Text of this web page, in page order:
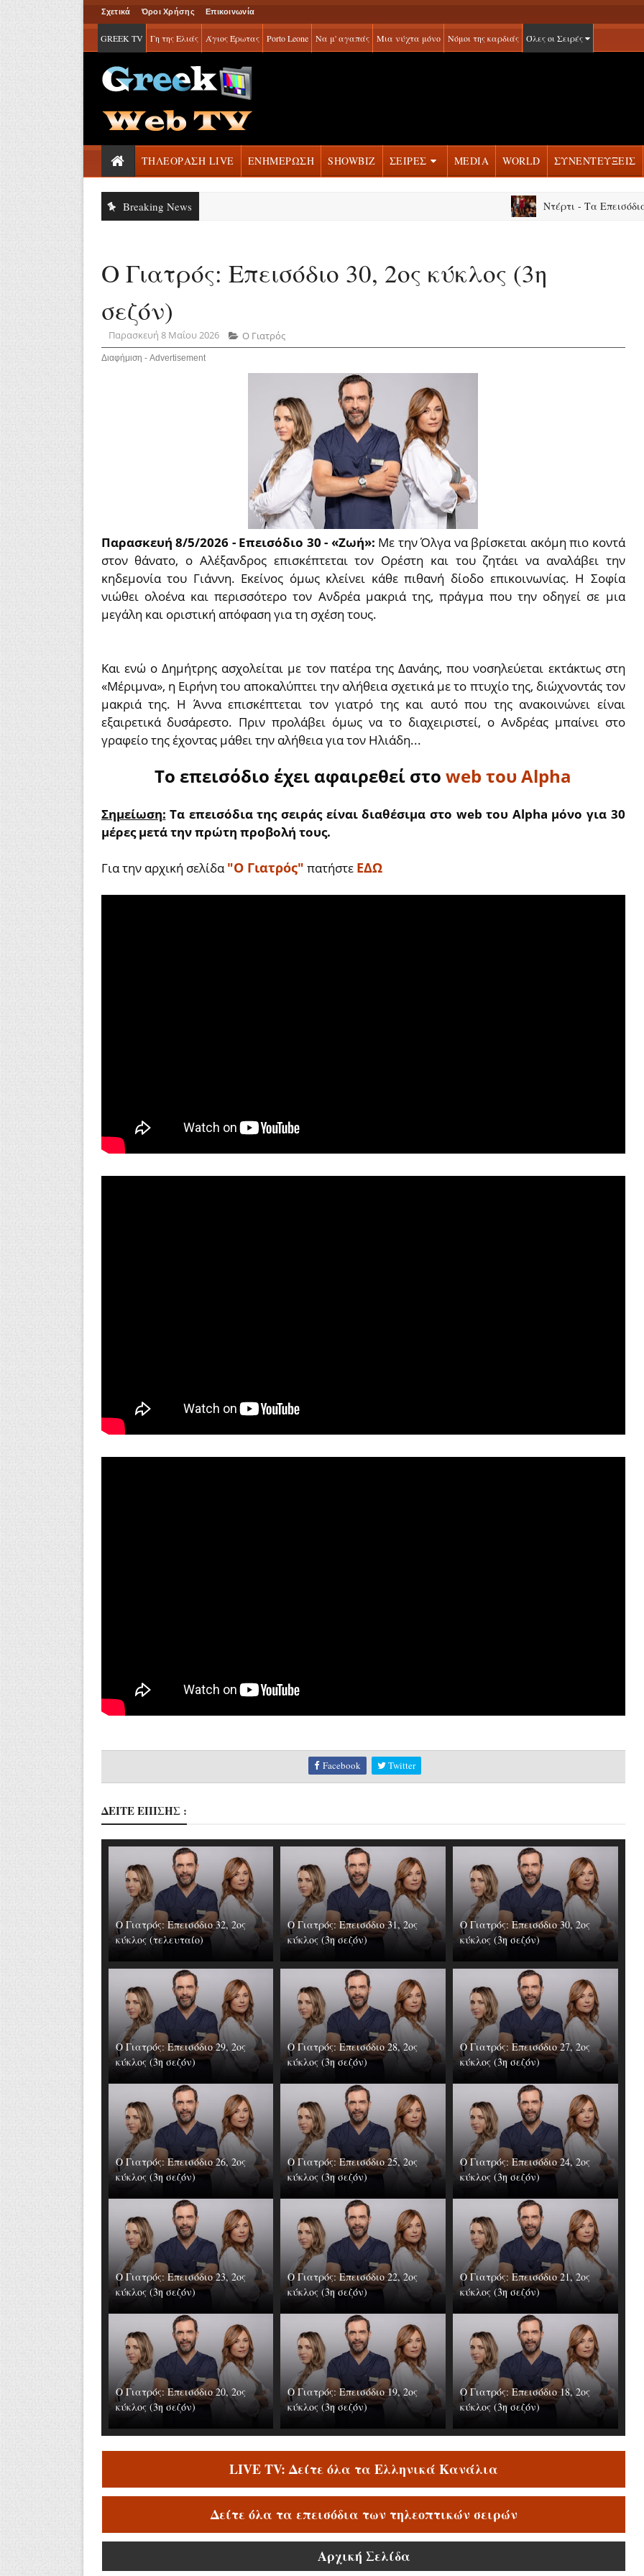
Σχετικά Όροι Χρήσης Επικοινωνία
GREEK TV Γη της Ελιάς Άγιος Έρωτας Porto Leone Να μ' αγαπάς Μια νύχτα μόνο Νόμοι της καρδιάς Όλες οι Σειρές
ΤΗΛΕΟΡΑΣΗ LIVE ΕΝΗΜΕΡΩΣΗ SHOWBIZ ΣΕΙΡΕΣ MEDIA WORLD ΣΥΝΕΝΤΕΥΞΕΙΣ
Breaking News Ντέρτι - Τα Επεισόδια
Ο Γιατρός: Επεισόδιο 30, 2ος κύκλος (3η
σεζόν)
Παρασκευή 8 Μαΐου 2026 Ο Γιατρός
Διαφήμιση - Advertisement
Παρασκευή 8/5/2026 - Επεισόδιο 30 - «Ζωή»: Με την Όλγα να βρίσκεται ακόμη πιο κοντά
στον θάνατο, ο Αλέξανδρος επισκέπτεται τον Ορέστη και του ζητάει να αναλάβει την
κηδεμονία του Γιάννη. Εκείνος όμως κλείνει κάθε πιθανή δίοδο επικοινωνίας. Η Σοφία
νιώθει ολοένα και περισσότερο τον Ανδρέα μακριά της, πράγμα που την οδηγεί σε μια
μεγάλη και οριστική απόφαση για τη σχέση τους.
Και ενώ ο Δημήτρης ασχολείται με τον πατέρα της Δανάης, που νοσηλεύεται εκτάκτως στη
«Μέριμνα», η Ειρήνη του αποκαλύπτει την αλήθεια σχετικά με το πτυχίο της, διώχνοντάς τον
μακριά της. Η Άννα επισκέπτεται τον γιατρό της και αυτό που της ανακοινώνει είναι
εξαιρετικά δυσάρεστο. Πριν προλάβει όμως να το διαχειριστεί, ο Ανδρέας μπαίνει στο
γραφείο της έχοντας μάθει την αλήθεια για τον Ηλιάδη...
Το επεισόδιο έχει αφαιρεθεί στοweb του Alpha
Σημείωση: Τα επεισόδια της σειράς είναι διαθέσιμα στο web του Alpha μόνο για 30
μέρες μετά την πρώτη προβολή τους.
Για την αρχική σελίδα"Ο Γιατρός" πατήστε ΕΔΩ
Facebook Twitter
ΔΕΙΤΕ ΕΠΙΣΗΣ :
Ο Γιατρός: Επεισόδιο 32, 2ος
κύκλος (τελευταίο)
Ο Γιατρός: Επεισόδιο 31, 2ος
κύκλος (3η σεζόν)
Ο Γιατρός: Επεισόδιο 30, 2ος
κύκλος (3η σεζόν)
Ο Γιατρός: Επεισόδιο 29, 2ος
κύκλος (3η σεζόν)
Ο Γιατρός: Επεισόδιο 28, 2ος
κύκλος (3η σεζόν)
Ο Γιατρός: Επεισόδιο 27, 2ος
κύκλος (3η σεζόν)
Ο Γιατρός: Επεισόδιο 26, 2ος
κύκλος (3η σεζόν)
Ο Γιατρός: Επεισόδιο 25, 2ος
κύκλος (3η σεζόν)
Ο Γιατρός: Επεισόδιο 24, 2ος
κύκλος (3η σεζόν)
Ο Γιατρός: Επεισόδιο 23, 2ος
κύκλος (3η σεζόν)
Ο Γιατρός: Επεισόδιο 22, 2ος
κύκλος (3η σεζόν)
Ο Γιατρός: Επεισόδιο 21, 2ος
κύκλος (3η σεζόν)
Ο Γιατρός: Επεισόδιο 20, 2ος
κύκλος (3η σεζόν)
Ο Γιατρός: Επεισόδιο 19, 2ος
κύκλος (3η σεζόν)
Ο Γιατρός: Επεισόδιο 18, 2ος
κύκλος (3η σεζόν)
LIVE TV: Δείτε όλα τα Ελληνικά Κανάλια
Δείτε όλα τα επεισόδια των τηλεοπτικών σειρών
Αρχική Σελίδα